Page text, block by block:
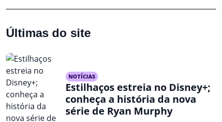
Últimas do site
NOTÍCIAS
Estilhaços estreia no Disney+;
conheça a história da nova
série de Ryan Murphy